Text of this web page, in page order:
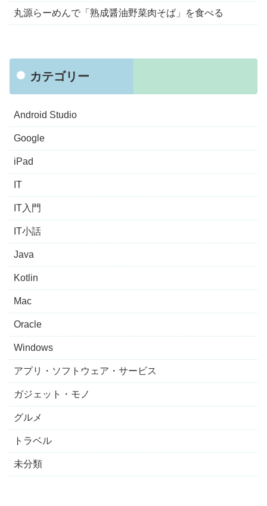
丸源らーめんで「熟成醤油野菜肉そば」を食べる
カテゴリー
Android Studio
Google
iPad
IT
IT入門
IT小話
Java
Kotlin
Mac
Oracle
Windows
アプリ・ソフトウェア・サービス
ガジェット・モノ
グルメ
トラベル
未分類